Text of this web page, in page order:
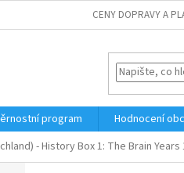
CENY DOPRAVY A
program Hodnocení
- History Box 1: The Brain Years